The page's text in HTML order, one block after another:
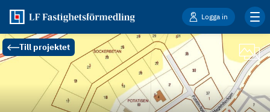
Logga in
Till projektet